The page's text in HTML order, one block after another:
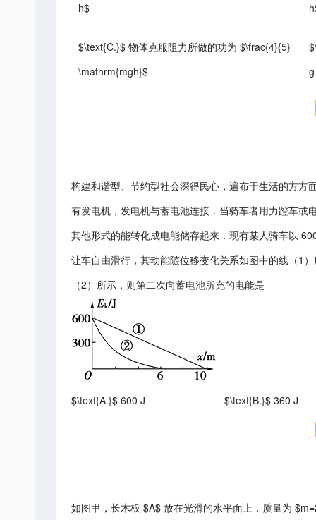
h$
$\text{C.}$ 物体克服阻力所做的功为 $\frac{4}{5}
\mathrm{mgh}$
构建和谐型、节约型社会深得民心，遍布于生活的方
有发电机，发电机与蓄电池连接．当骑车者用力蹬车
其他形式的能转化成电能储存起来．现有某人骑车以
让车自由滑行，其动能随位移变化关系如图中的线（1
（2）所示，则第二次向蓄电池所充的电能是
$\text{A.}$ 600 J $\text{B.}$ 360 J
如图甲，长木板 $A$ 放在光滑的水平面上，质量为